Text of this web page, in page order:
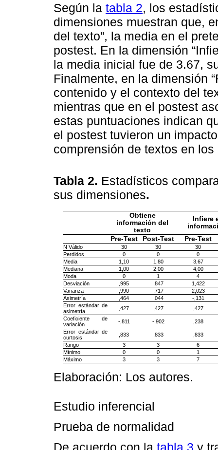
Según la tabla 2, los
dimensiones muestran que,
del texto”, la media en el
postest. En la dimensión
la media inicial fue de 3.67,
Finalmente, en la dimensión
contenido y el contexto del
mientras que en el postest
estas puntuaciones indican
el postest tuvieron un
comprensión de textos en
Tabla 2. Estadísticos
sus dimensiones.
Obtiene
información del
texto
Infiere
Pre-Test
Post-Test Pre-Test
N Válido 30 30
30
Perdidos
0 0
0
Media
1,10 1,80
3,67
Mediana
1,00 2,00
4,00
Moda
0 1
4
Desviación
,995 ,847
1,422
Varianza
,990 ,717
2,023
Asimetría
,464 ,044
-,131
Error estándar de
asimetría
,427 ,427
,427
Coeficiente de
variación
-,811 -,902
,238
Error estándar de
curtosis
,833 ,833
,833
Rango
3 3
6
Mínimo
0 0
1
Máximo
3 3 7
Elaboración: Los autores.
Estudio inferencial
Prueba de normalidad
De acuerdo con la tabla 3 y